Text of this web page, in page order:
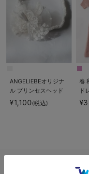
ANGELIEBEオリジナ
ル プリンセスヘッド
ドレス
¥1,100(税込)
春
ド
ったりとしたシルエット、通